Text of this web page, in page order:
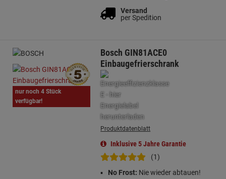
Versand
per Spedition
nur noch 4 Stück
verfügbar!
Bosch GIN81ACE0
Einbaugefrierschrank
Produktdatenblatt
Inklusive 5 Jahre Garantie
(1)
No Frost: Nie wieder abtauen!